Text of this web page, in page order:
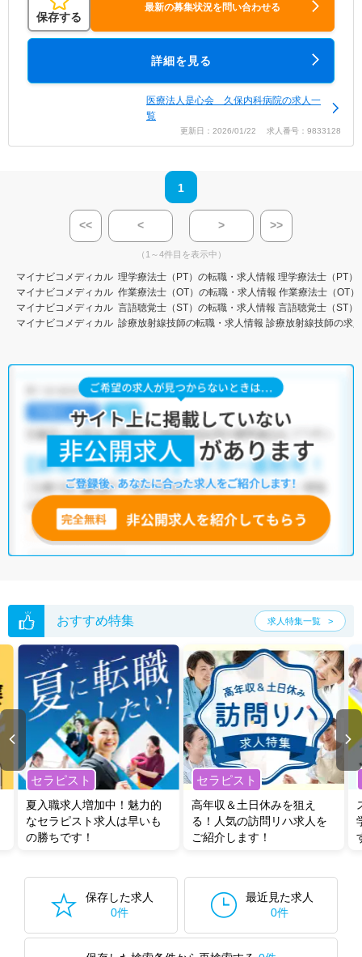
保存する
最新の募集状況を問い合わせる
詳細を見る
医療法人是心会 久保内科病院の求人一
覧
更新日：2026/01/22 求人番号：9833128
1
<< < > >>
（1～4件目を表示中）
マイナビコメディカル 理学療法士（PT）の転職・求人情報 理学療法士（PT）
マイナビコメディカル 作業療法士（OT）の転職・求人情報 作業療法士（OT
マイナビコメディカル 言語聴覚士（ST）の転職・求人情報 言語聴覚士（ST）
マイナビコメディカル 診療放射線技師の転職・求人情報 診療放射線技師の求
おすすめ特集 求人特集一覧
セラピスト
夏入職求人増加中！魅力的
なセラピスト求人は早いも
の勝ちです！
セラピスト
高年収＆土日休みを狙え
る！人気の訪問リハ求人を
ご紹介します！
保存した求人
0件
最近見た求人
0件